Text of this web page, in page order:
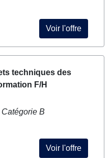
Voir l'offre
techniques des
F/H
B
Voir l'offre